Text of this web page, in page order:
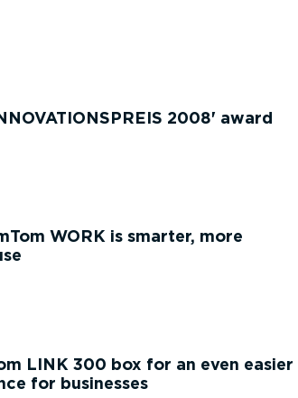
2008' award
WORK is smarter, more
LINK 300 box for an even easier
for businesses